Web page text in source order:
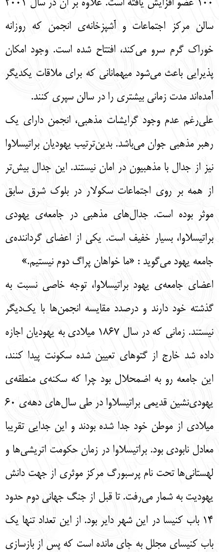
100 عضو افزايش يافته است. علاوه بر آن در سال 2001
سالن مركز اجتماعات و آشپزخانه‌ی انجمن كه روزانه
خوراك گرم سرو می‌کند، افتتاح شده است. وجود امكان
پذيرايي باعث مي‌شود ميهماناني كه براي ملاقات يكديگر
آمده‌اند مدت زماني بيشتري را در سالن سپري كنند.
علي‌رغم عدم وجود گرايشات مذهبي، انجمن داراي يك
رهبر مذهبي جوان مي‌باشد. بدين‌ترتيب يهوديان براتيسلاوا
نيز از جدال با مذهبيون در امان نيستند. اين جدال بيش‌تر
از همه بر روي اجتماعات سكولار در بلوك شرق سابق
موثر بوده است. جدال‌هاي مذهبي در جامعه‌ی يهودی
براتيسلاوا، بسيار خفيف است. يكي از اعضاي گرداننده‌ی
جامعه يهود مي‌گويد : «ما خواهان پراگ دوم نيستيم.»
اعضای جامعه‌ی يهود براتيسلاوا، توجه خاصي نسبت به
گذشته خود دارند و درصدد مقايسه انجمن‌ها با يك‌ديگر
نيستند. زماني كه در سال 1867 ميلادي به يهوديان اجازه
داده شد خارج از گتوهاي تعيين شده سكونت پيدا كنند،
اين جامعه رو به اضمحلال بود چرا كه سكنه‌ی منطقه‌ی
يهودي‌نشين قديمي براتيسلاوا در طي سال‌هاي دهه‌ی 60
ميلادي از موطن خود جدا شده بودند و اين جدايي تقريبا
معادل نابودي بود. براتيسلاوا در زمان حكومت اتريشي‌ها و
لهستاني‌ها تحت نام پرسبورگ مركز موثري از جهت دانش
يهوديت به شمار مي‌رفت. تا قبل از جنگ جهاني دوم حدود
14 باب كنيسا در اين شهر داير بود. از اين تعداد تنها يك
باب كنيساي مجلل به جاي مانده است كه پس از بازسازي